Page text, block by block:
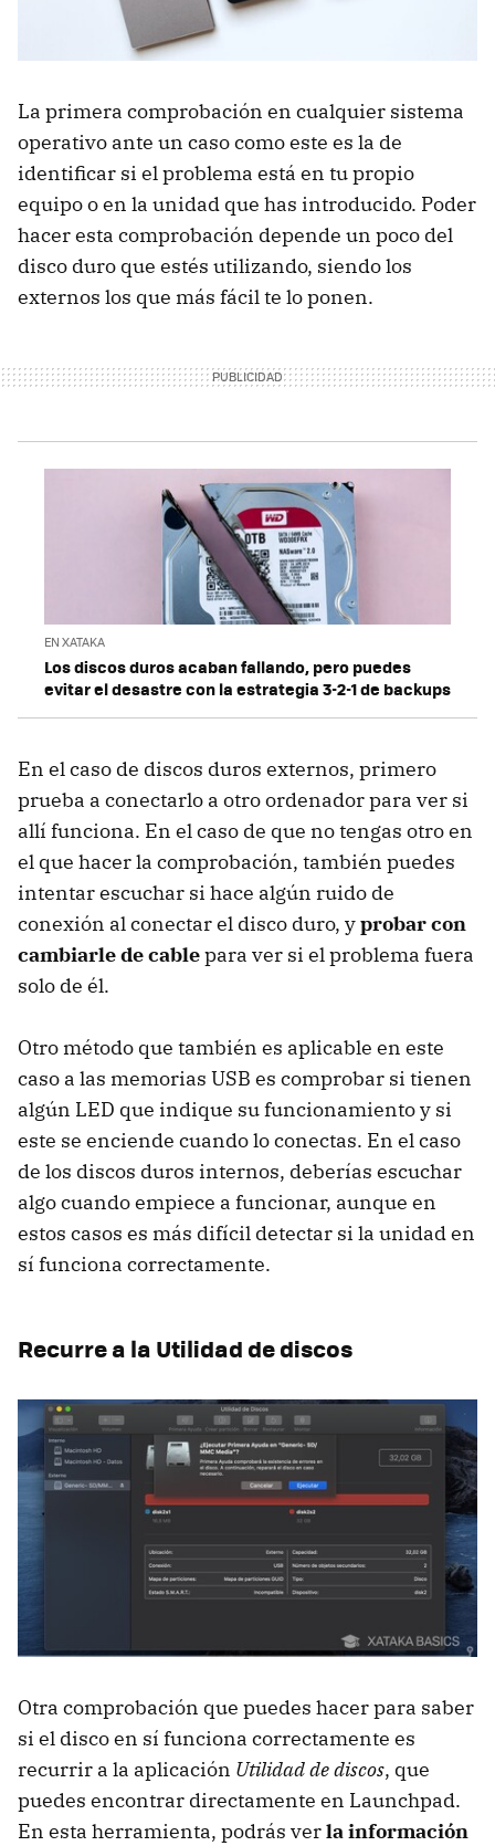
La primera comprobación en cualquier sistema
operativo ante un caso como este es la de
identificar si el problema está en tu propio
equipo o en la unidad que has introducido. Poder
hacer esta comprobación depende un poco del
disco duro que estés utilizando, siendo los
externos los que más fácil te lo ponen.
EN XATAKA
Los discos duros acaban fallando, pero puedes
evitar el desastre con la estrategia 3-2-1 de backups
En el caso de discos duros externos, primero
prueba a conectarlo a otro ordenador para ver si
allí funciona. En el caso de que no tengas otro en
el que hacer la comprobación, también puedes
intentar escuchar si hace algún ruido de
conexión al conectar el disco duro, yprobar con
cambiarle de cablepara ver si el problema fuera
solo de él.
Otro método que también es aplicable en este
caso a las memorias USB es comprobar si tienen
algún LED que indique su funcionamiento y si
este se enciende cuando lo conectas. En el caso
de los discos duros internos, deberías escuchar
algo cuando empiece a funcionar, aunque en
estos casos es más difícil detectar si la unidad en
sí funciona correctamente.
Recurre a la Utilidad de discos
Otra comprobación que puedes hacer para saber
si el disco en sí funciona correctamente es
recurrir a la aplicación Utilidad de discos, que
puedes encontrar directamente en Launchpad.
En esta herramienta, podrás verla información